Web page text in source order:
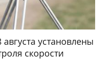
установлены
скорости